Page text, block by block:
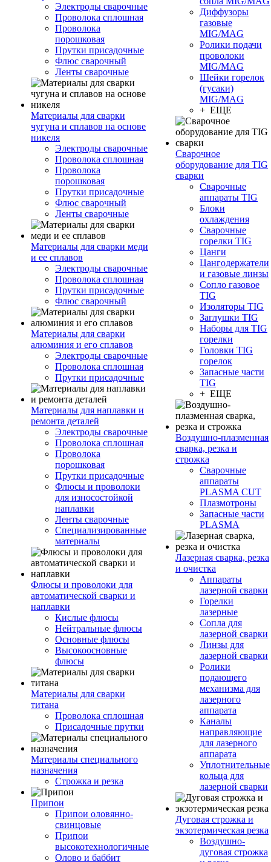
Электроды сварочные
Проволока сплошная
Проволока
порошковая
Прутки присадочные
Флюс сварочный
Ленты сварочные
Материалы для сварки
чугуна и сплавов на основе
никеля
Электроды сварочные
Проволока сплошная
Проволока
порошковая
Прутки присадочные
Флюс сварочный
Ленты сварочные
Материалы для сварки меди
и ее сплавов
Электроды сварочные
Проволока сплошная
Прутки присадочные
Флюс сварочный
Материалы для сварки
алюминия и его сплавов
Электроды сварочные
Проволока сплошная
Прутки присадочные
Материалы для наплавки и
ремонта деталей
Электроды сварочные
Проволока сплошная
Проволока
порошковая
Прутки присадочные
Флюсы и проволоки
для износостойкой
наплавки
Ленты сварочные
Специализированные
материалы
Флюсы и проволоки для
автоматической сварки и
наплавки
Кислые флюсы
Нейтральные флюсы
Основные флюсы
Высокоосновные
флюсы
Материалы для сварки
титана
Проволока сплошная
Присадочные прутки
Материалы специального
назначения
Строжка и резка
Припои
Припои оловянно-
свинцовые
Припои
высокотехнологичные
Олово и баббит
Диффузоры
газовые
MIG/MAG
Ролики подачи
проволоки
MIG/MAG
Шейки горелок
(гусаки)
MIG/MAG
+ ЕЩЕ
Сварочное
оборудование для TIG
сварки
Сварочные
аппараты TIG
Блоки
охлаждения
Сварочные
горелки TIG
Цанги
Цангодержатели
и газовые линзы
Сопло газовое
TIG
Изоляторы TIG
Заглушки TIG
Наборы для TIG
горелки
Головки TIG
горелок
Запасные части
TIG
+ ЕЩЕ
Воздушно-плазменная
сварка, резка и
строжка
Сварочные
аппараты
PLASMA CUT
Плазмотроны
Запасные части
PLASMA
Лазерная сварка, резка
и очистка
Аппараты
лазерной сварки
Горелки
лазерные
Сопла для
лазерной сварки
Линзы для
лазерной сварки
Ролики
подающего
механизма для
лазерного
аппарата
Каналы
направляющие
для лазерного
аппарата
Уплотнительные
кольца для
лазерной сварки
Дуговая строжка и
экзотермическая резка
Воздушно-
дуговая строжка